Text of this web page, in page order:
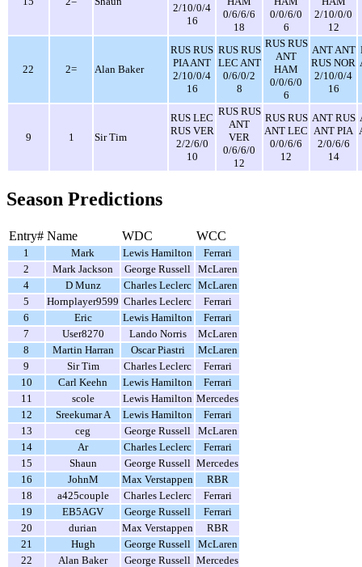
2/10/0/4
16
0/6/6/6
18
0/0/6/0
6
2/10/0/0
12
22 2= Alan Baker
RUS RUS
PIA ANT
2/10/0/4
16
RUS RUS
LEC ANT
0/6/0/2
8
RUS RUS
ANT
HAM
0/0/6/0
6
ANT ANT
RUS NOR
2/10/0/4
16
9 1 Sir Tim
RUS LEC
RUS VER
2/2/6/0
10
RUS RUS
ANT
VER
0/6/6/0
12
RUS RUS
ANT LEC
0/0/6/6
12
ANT RUS
ANT PIA
2/0/6/6
14
Season Predictions
Entry# Name WDC WCC
1 Mark Lewis Hamilton
Ferrari
2
Mark Jackson George Russell
McLaren
4
D Munz Charles Leclerc McLaren
5
Hornplayer9599 Charles Leclerc
Ferrari
6
Eric Lewis Hamilton
Ferrari
7
User8270 Lando Norris
McLaren
8
Martin Harran Oscar Piastri
McLaren
9
Sir Tim Charles Leclerc
Ferrari
10
Carl Keehn Lewis Hamilton
Ferrari
11
scole Lewis Hamilton Mercedes
12
Sreekumar A Lewis Hamilton
Ferrari
13
ceg George Russell
McLaren
14
Ar Charles Leclerc
Ferrari
15
Shaun George Russell Mercedes
16
JohnM Max Verstappen
RBR
18
a425couple Charles Leclerc
Ferrari
19
EB5AGV George Russell
Ferrari
20
durian Max Verstappen
RBR
21
Hugh George Russell
McLaren
22
Alan Baker George Russell Mercedes